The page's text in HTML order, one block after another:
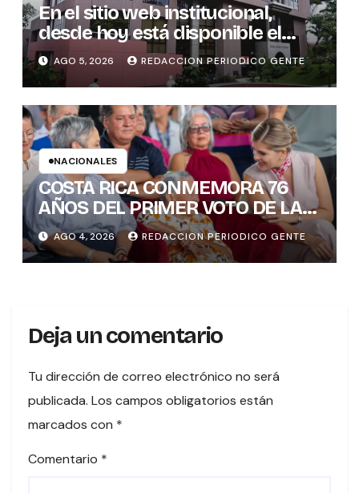
En el sitio web institucional,
desde hoy está disponible el
sistema “Matrimonio en Línea”
para los notarios del país
AGO 5, 2026 REDACCION PERIODICO GENTE
NACIONALES
COSTA RICA CONMEMORA 76
AÑOS DEL PRIMER VOTO DE LAS
MUJERES , INAMU BRINDA
HOMENAJE A UNA DE LAS
PRIMERAS MUJERES VOTANTES
AGO 4, 2026 REDACCION PERIODICO GENTE
Deja un comentario
Tu dirección de correo electrónico no será
publicada. Los campos obligatorios están
marcados con *
Comentario *